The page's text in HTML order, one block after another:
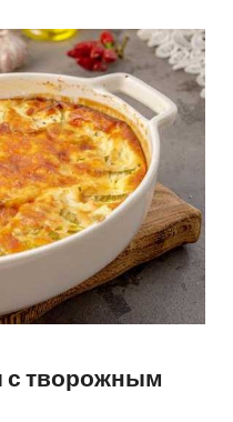
с творожным